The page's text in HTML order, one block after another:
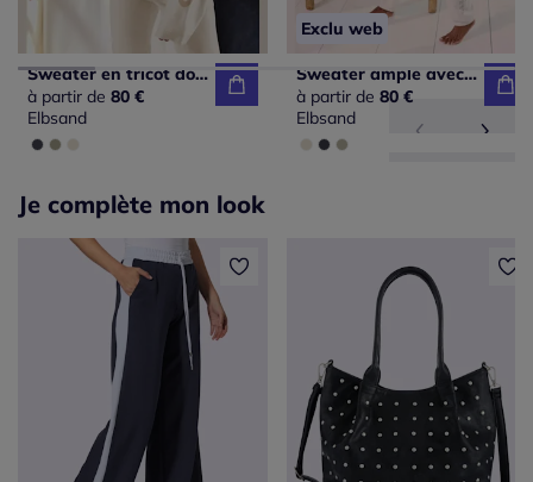
Sweater en tricot doux à col roulé et manches longues
à partir de 80 €
Elbsand
Exclu web
Sweater ample avec encolure en V et manches longues.
à partir de 80 €
Elbsand
Je complète mon look